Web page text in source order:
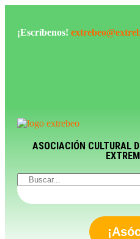
¡Escríbenos!
ASOCIACIÓN CULTURAL